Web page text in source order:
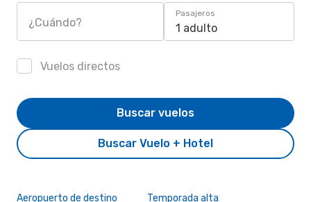
¿Cuándo?
Pasajeros
1 adulto
Vuelos directos
Buscar Vuelo + Hotel
Buscar vuelos
Aeropuerto de destino Temporada alta